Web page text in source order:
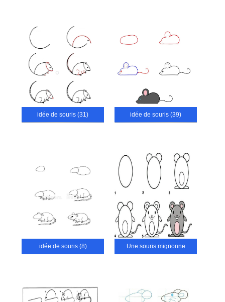
idée de souris (31) idée de souris (39)
idée de souris (8) Une souris mignonne